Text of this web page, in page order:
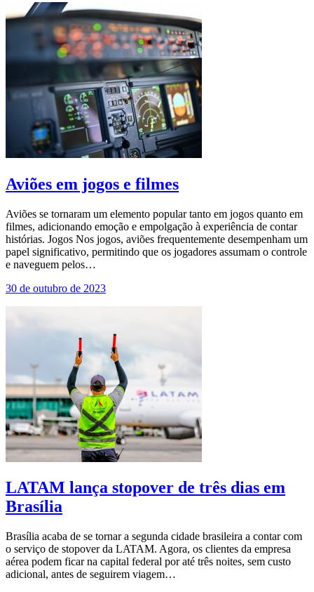
Aviões em jogos e filmes
Aviões se tornaram um elemento popular tanto em jogos quanto em
filmes, adicionando emoção e empolgação à experiência de contar
histórias. Jogos Nos jogos, aviões frequentemente desempenham um
papel significativo, permitindo que os jogadores assumam o controle
e naveguem pelos…
30 de outubro de 2023
LATAM lança stopover de três dias em
Brasília
Brasília acaba de se tornar a segunda cidade brasileira a contar com
o serviço de stopover da LATAM. Agora, os clientes da empresa
aérea podem ficar na capital federal por até três noites, sem custo
adicional, antes de seguirem viagem…